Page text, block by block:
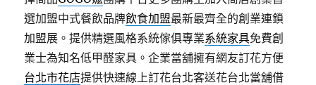
選加盟中式餐飲品牌飲食加盟最新最齊全的創業連鎖
加盟展。提供精選風格系統傢俱專業系統家具免費創
業士為知名低甲醛家具。企業當舖擁有網友訂花方便
台北市花店提供快速線上訂花台北客送花台北當舖借